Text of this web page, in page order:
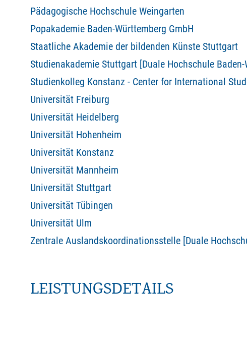
Pädagogische Hochschule Weingarten
Popakademie Baden-Württemberg GmbH
Staatliche Akademie der bildenden Künste Stuttgart
Studienakademie Stuttgart [Duale Hochschule Baden-
Studienkolleg Konstanz - Center for International
Universität Freiburg
Universität Heidelberg
Universität Hohenheim
Universität Konstanz
Universität Mannheim
Universität Stuttgart
Universität Tübingen
Universität Ulm
Zentrale Auslandskoordinationsstelle [Duale
LEISTUNGSDETAILS